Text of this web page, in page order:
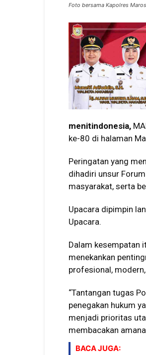
Foto bersama Kapolres
menitindonesia,
ke-80 di halaman
Peringatan yang
dihadiri unsur
masyarakat, serta
Upacara dipimpin
Upacara.
Dalam kesempatan
menekankan
profesional,
“Tantangan tugas
penegakan hukum
menjadi prioritas
membacakan
BACA JUGA: